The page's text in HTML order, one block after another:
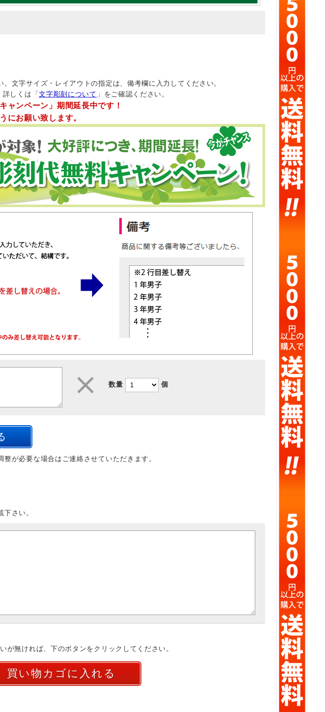
文字サイズ・レイアウトの指定は、備考欄に入力してください。
詳しくは「文字彫刻について 」をご確認ください。
ャンペーン」期間延長中です！
にお願い致します。
数量 個
が必要な場合はご連絡させていただきます。
さい。
が無ければ、下のボタンをクリックしてください。